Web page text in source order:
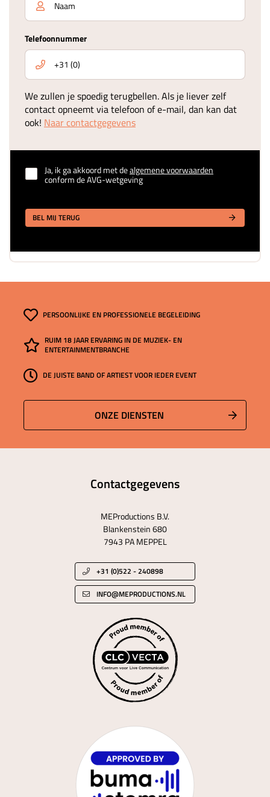
Telefoonnummer
We zullen je spoedig terugbellen. Als je liever zelf
contact opneemt via telefoon of e-mail, dan kan dat
ook! Naar contactgegevens
Ja, ik ga akkoord met dealgemene voorwaarden
conform de AVG-wetgeving
BEL MIJ TERUG
PERSOONLIJKE EN PROFESSIONELE BEGELEIDING
RUIM 18 JAAR ERVARING IN DE MUZIEK- EN
ENTERTAINMENTBRANCHE
DE JUISTE BAND OF ARTIEST VOOR IEDER EVENT
ONZE DIENSTEN
Contactgegevens
MEProductions B.V.
Blankenstein 680
7943 PA MEPPEL
+31 (0)522 - 240898
INFO@MEPRODUCTIONS.NL